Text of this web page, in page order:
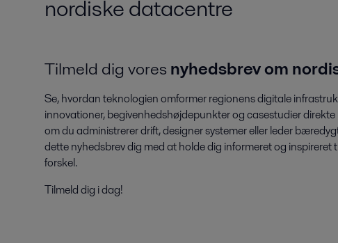
nordiske datacentre
Tilmeld dig vores nyhedsbrev om
Se, hvordan teknologien omformer regionens digitale
innovationer, begivenhedshøjdepunkter og casestudier
om du administrerer drift, designer systemer eller leder
dette nyhedsbrev dig med at holde dig informeret og inspireret
forskel.
Tilmeld dig i dag!